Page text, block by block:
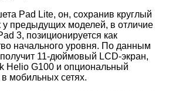
Pad Lite, он, сохранив круглый
у предыдущих моделей, в отличие
3, позиционируется как
начального уровня. По данным
11-дюймовый LCD-экран,
Helio G100 и опциональный
мобильных сетях.